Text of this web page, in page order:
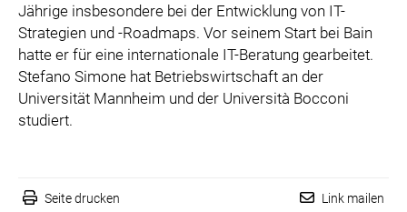
Jährige insbesondere bei der Entwicklung von IT-
Strategien und -Roadmaps. Vor seinem Start bei Bain
hatte er für eine internationale IT-Beratung gearbeitet.
Stefano Simone hat Betriebswirtschaft an der
Universität Mannheim und der Università Bocconi
studiert.
Seite drucken Link mailen